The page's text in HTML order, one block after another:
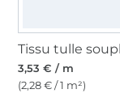
3,53 € / m
(2,28 € / 1 m²)